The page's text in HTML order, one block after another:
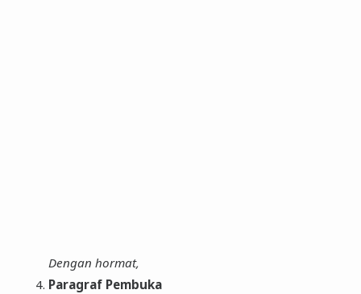
Dengan hormat,
Paragraf Pembuka